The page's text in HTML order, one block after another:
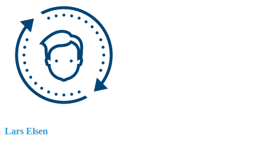
Lars Elsen